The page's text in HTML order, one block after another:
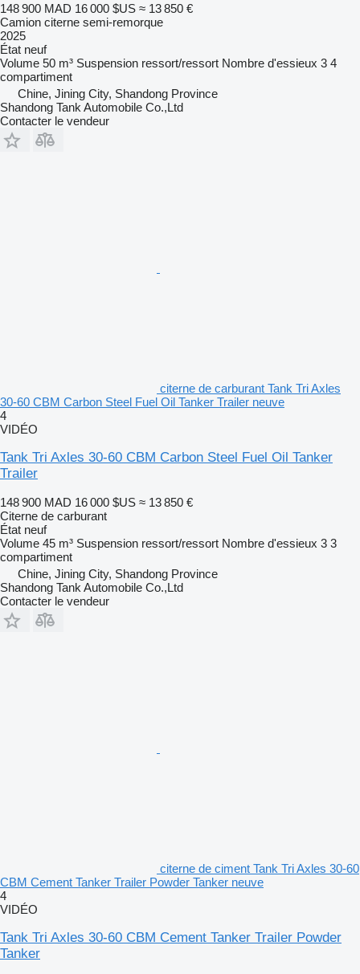
148 900 MAD 16 000 $US ≈ 13 850 €
Camion citerne semi-remorque
2025
État neuf
Volume 50 m³ Suspension ressort/ressort Nombre d'essieux 3 4
compartiment
Chine, Jining City, Shandong Province
Shandong Tank Automobile Co.,Ltd
Contacter le vendeur
citerne de carburant Tank Tri Axles
30-60 CBM Carbon Steel Fuel Oil Tanker Trailer neuve
4
VIDÉO
Tank Tri Axles 30-60 CBM Carbon Steel Fuel Oil Tanker
Trailer
148 900 MAD 16 000 $US ≈ 13 850 €
Citerne de carburant
État neuf
Volume 45 m³ Suspension ressort/ressort Nombre d'essieux 3 3
compartiment
Chine, Jining City, Shandong Province
Shandong Tank Automobile Co.,Ltd
Contacter le vendeur
citerne de ciment Tank Tri Axles 30-60
CBM Cement Tanker Trailer Powder Tanker neuve
4
VIDÉO
Tank Tri Axles 30-60 CBM Cement Tanker Trailer Powder
Tanker